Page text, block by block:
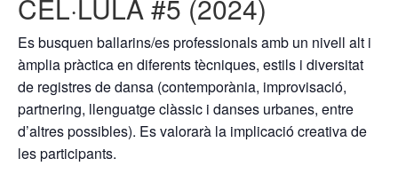
CÈL·LULA #5 (2024)
Es busquen ballarins/es professionals amb un nivell alt i
àmplia pràctica en diferents tècniques, estils i diversitat
de registres de dansa (contemporània, improvisació,
partnering, llenguatge clàssic i danses urbanes, entre
d’altres possibles). Es valorarà la implicació creativa de
les participants.